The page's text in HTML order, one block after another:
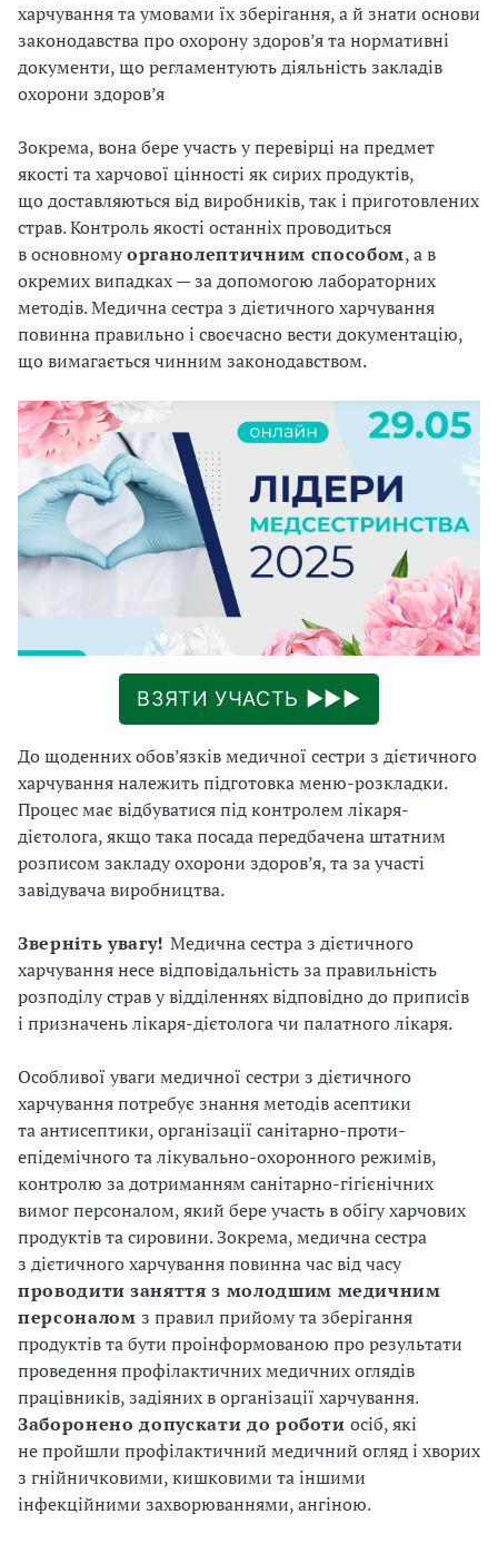
харчування та умовами їх зберігання, а й знати основи
законодавства про охорону здоров’я та нормативні
документи, що регламентують діяльність закладів
охорони здоров’я
Зокрема, вона бере участь у перевірці на предмет
якості та харчової цінності як сирих продуктів,
що доставляються від виробників, так і приготовлених
страв. Контроль якості останніх проводиться
в основномуорганолептичним способом, а в
окремих випадках — за допомогою лабораторних
методів. Медична сестра з дієтичного харчування
повинна правильно і своєчасно вести документацію,
що вимагається чинним законодавством.
ВЗЯТИ УЧАСТЬ ►►►
До щоденних обов’язків медичної сестри з дієтичного
харчування належить підготовка меню-розкладки.
Процес має відбуватися під контролем лікаря-
дієтолога, якщо така посада передбачена штатним
розписом закладу охорони здоров’я, та за участі
завідувача виробництва.
Звернітьувагу! Медична сестра з дієтичного
харчування несе відповідальність за правильність
розподілу страв у відділеннях відповідно до приписів
і призначень лікаря-дієтолога чи палатного лікаря.
Особливої уваги медичної сестри з дієтичного
харчування потребує знання методів асептики
та антисептики, організації санітарно-проти-
епідемічного та лікувально-охоронного режимів,
контролю за дотриманням санітарно-гігієнічних
вимог персоналом, який бере участь в обігу харчових
продуктів та сировини. Зокрема, медична сестра
з дієтичного харчування повинна час від часу
проводити заняттяз молодшим медичним
персоналом з правил прийому та зберігання
продуктів та бути проінформованою про результати
проведення профілактичних медичних оглядів
працівників, задіяних в організації харчування.
Забороненодопускати до роботи осіб, які
не пройшли профілактичний медичний огляд і хворих
з гнійничковими, кишковими та іншими
інфекційними захворюваннями, ангіною.